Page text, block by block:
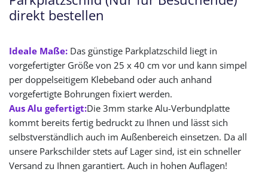
direkt bestellen
Ideale Maße: Das günstige Parkplatzschild liegt in
vorgefertigter Größe von 25 x 40 cm vor und kann simpel
per doppelseitigem Klebeband oder auch anhand
vorgefertigte Bohrungen fixiert werden.
Aus Alu gefertigt:Die 3mm starke Alu-Verbundplatte
kommt bereits fertig bedruckt zu Ihnen und lässt sich
selbstverständlich auch im Außenbereich einsetzen. Da all
unsere Parkschilder stets auf Lager sind, ist ein schneller
Versand zu Ihnen garantiert. Auch in hohen Auflagen!